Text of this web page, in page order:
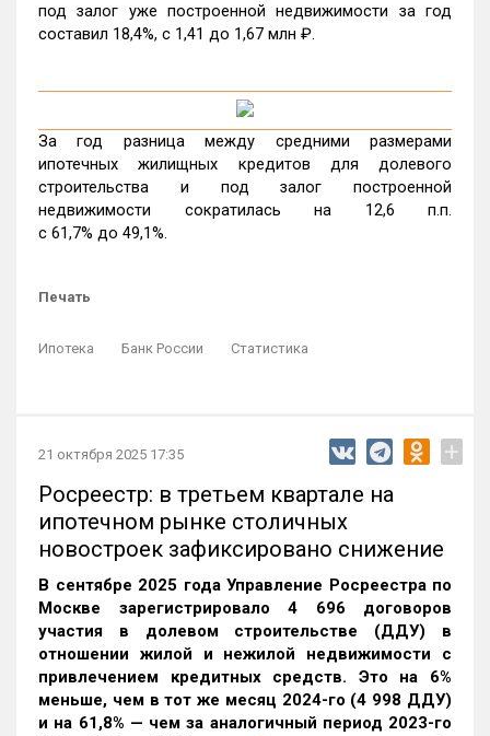
под залог уже построенной недвижимости за год
составил 18,4%, c 1,41 до 1,67 млн ₽.
За год разница между средними размерами
ипотечных жилищных кредитов для долевого
строительства и под залог построенной
недвижимости сократилась на 12,6 п.п.
с 61,7% до 49,1%.
Печать
Ипотека Банк России Статистика
21 октября 2025 17:35 +
Росреестр: в третьем квартале на
ипотечном рынке столичных
новостроек зафиксировано снижение
В сентябре 2025 года Управление Росреестра по
Москве зарегистрировало 4 696 договоров
участия в долевом строительстве (ДДУ) в
отношении жилой и нежилой недвижимости с
привлечением кредитных средств. Это на 6%
меньше, чем в тот же месяц 2024-го (4 998 ДДУ)
и на 61,8% — чем за аналогичный период 2023-го